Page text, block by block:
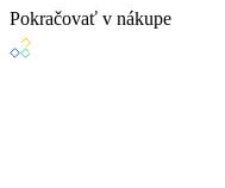
Pokračovať v nákupe